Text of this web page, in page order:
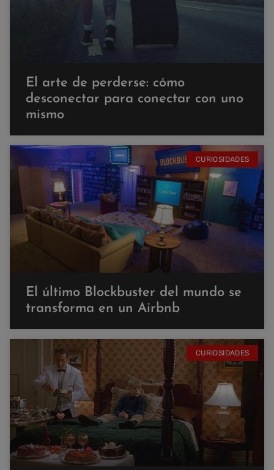
El arte de perderse: cómo
desconectar para conectar con uno
mismo
CURIOSIDADES
El último Blockbuster del mundo se
transforma en un Airbnb
CURIOSIDADES